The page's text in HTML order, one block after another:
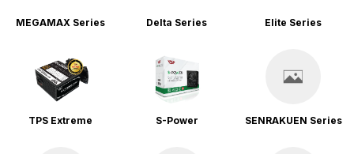
MEGAMAX Series Delta Series Elite Series
TPS Extreme S-Power SENRAKUEN Series